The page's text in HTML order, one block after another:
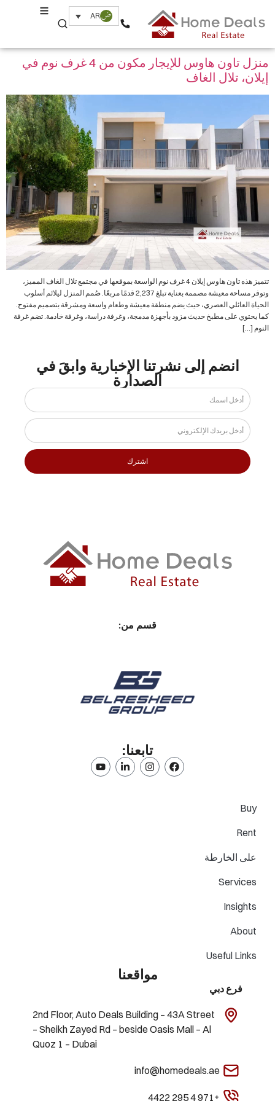
AR Property Amenity: خزائن ملابس
مدمجة
منزل تاون هاوس للإيجار مكون من 4 غرف نوم في
إيلان، تلال الغاف
تتميز هذه تاون هاوس إيلان 4 غرف نوم الواسعة بموقعها في مجتمع تلال الغاف المميز،
وتوفر مساحة معيشة مصممة بعناية تبلغ 2,237 قدمًا مربعًا. صُمم المنزل ليلائم أسلوب
الحياة العائلي العصري، حيث يضم منطقة معيشة وطعام واسعة ومشرقة بتصميم مفتوح.
كما يحتوي على مطبخ حديث مزود بأجهزة مدمجة، وغرفة دراسة، وغرفة خادمة. تضم غرفة
النوم […]
انضم إلى نشرتنا الإخبارية وابقَ في
الصدارة
اشترك
قسم من:
تابعنا:
Buy
Rent
على الخارطة
Services
Insights
About
Useful Links
مواقعنا
فرع دبي
2nd Floor, Auto Deals Building – 43A Street
– Sheikh Zayed Rd – beside Oasis Mall – Al
Quoz 1 – Dubai
info@homedeals.ae
+971 4 295 4422